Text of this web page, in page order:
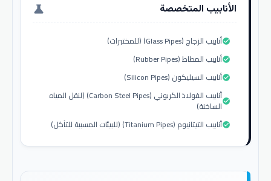
الأنابيب المتخصصة science
أنابيب الزجاج (Glass Pipes) (للمختبرات)check_circle
أنابيب المطاط (Rubber Pipes)check_circle
أنابيب السيليكون (Silicon Pipes)check_circle
أنابيب الفولاذ الكربوني (Carbon Steel Pipes) (لنقل المياه
الساخنة)check_circle
أنابيب التيتانيوم (Titanium Pipes) (للبيئات المسببة للتآكل)check_circle